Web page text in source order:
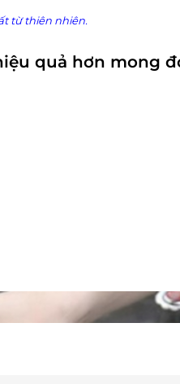
từ thiên nhiên.
quả hơn mong